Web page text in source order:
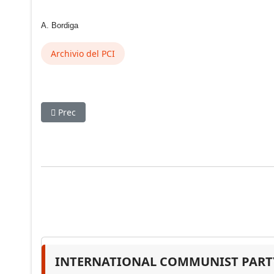
A. Bordiga
Archivio del PCI
Articolo precedente: A. Bordiga al C.E. dell’IC (in APC
Prec
INTERNATIONAL COMMUNIST